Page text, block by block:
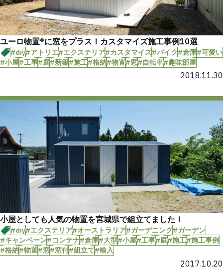
ユーロ物置®︎に窓をプラス！カスタマイズ施工事例10選
#diy#アトリエ#エクステリア#カスタマイズ#バイク#倉庫#可愛い
#小屋#工事#庭#新築#施工#格納#物置#窓#自転車#趣味部屋
2018.11.30
小屋としても人気の物置を宮城県で組立てました！
#diy#エクステリア#オーストラリア#ガーデニング#ガーデン
#キャンペーン#コンテナ#倉庫#大型#小屋#工事#庭#施工#施工事例
#格納#物置#窓#窓付#組立て#輸入
2017.10.20